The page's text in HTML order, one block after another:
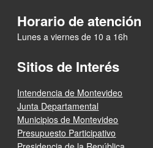
Horario de atención
Lunes a viernes de 10 a 16h
Sitios de Interés
Intendencia de Montevideo
Junta Departamental
Municipios de Montevideo
Presupuesto Participativo